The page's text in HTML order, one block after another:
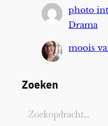
photo
Drama
moois
Zoeken